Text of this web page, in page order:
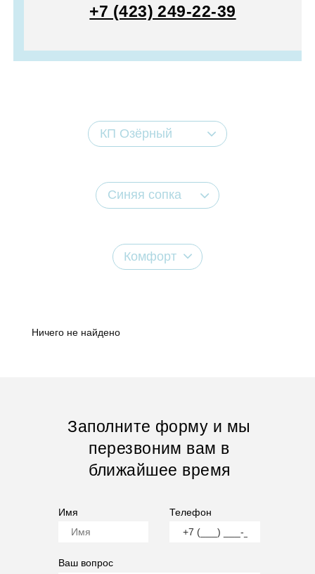
+7 (423) 249-22-39
КП Озёрный
Синяя сопка
Комфорт
Ничего не найдено
Заполните форму и мы
перезвоним вам в
ближайшее время
Имя Телефон
Ваш вопрос